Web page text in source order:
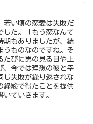
若い頃の恋愛は失敗だ
した。「もう恋なんて
期もありましたが、結
うものなのですね。そ
たびに男の見る目や上
、今では理想の彼と幸
じ失敗が繰り返されな
経験で得たことを提供
ていきます。